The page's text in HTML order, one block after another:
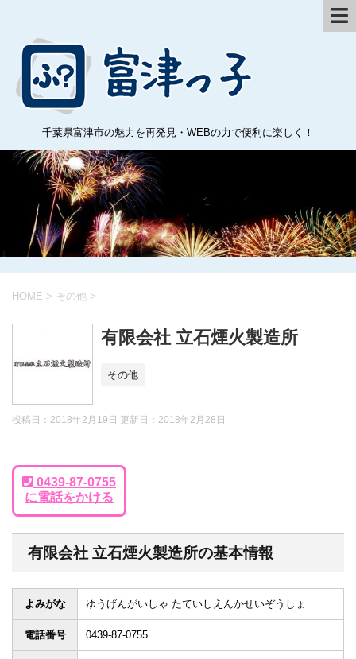
千葉県富津市の魅力を再発見・WEBの力で便利に楽しく！
HOME > その他 >
有限会社 立石煙火製造所
その他
投稿日：2018年2月19日 更新日： 2018年2月28日
0439-87-0755
に電話をかける
有限会社 立石煙火製造所の基本情報
よみがな ゆうげんがいしゃ たていしえんかせいぞうしょ
電話番号 0439-87-0755